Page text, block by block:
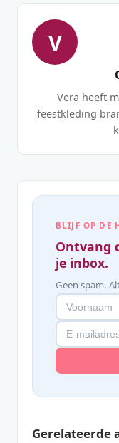
V
Vera heeft
feestkleding
BLIJF OP DE
Ontvang
je inbox.
Geen spam.
Gerelateerde